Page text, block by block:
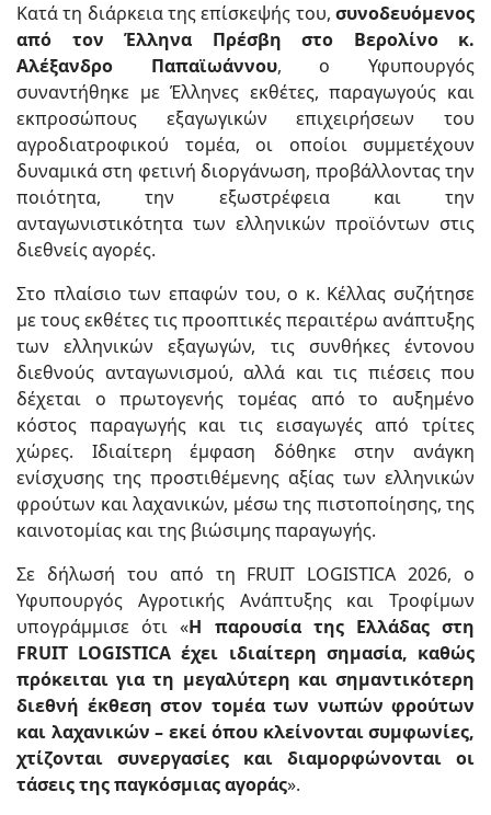
Κατά τη διάρκεια της επίσκεψής του, συνοδευόμενος
από τον Έλληνα Πρέσβη στο Βερολίνο κ.
Αλέξανδρο Παπαϊωάννου, ο Υφυπουργός
συναντήθηκε με Έλληνες εκθέτες, παραγωγούς και
εκπροσώπους εξαγωγικών επιχειρήσεων του
αγροδιατροφικού τομέα, οι οποίοι συμμετέχουν
δυναμικά στη φετινή διοργάνωση, προβάλλοντας την
ποιότητα, την εξωστρέφεια και την
ανταγωνιστικότητα των ελληνικών προϊόντων στις
διεθνείς αγορές.
Στο πλαίσιο των επαφών του, ο κ. Κέλλας συζήτησε
με τους εκθέτες τις προοπτικές περαιτέρω ανάπτυξης
των ελληνικών εξαγωγών, τις συνθήκες έντονου
διεθνούς ανταγωνισμού, αλλά και τις πιέσεις που
δέχεται ο πρωτογενής τομέας από το αυξημένο
κόστος παραγωγής και τις εισαγωγές από τρίτες
χώρες. Ιδιαίτερη έμφαση δόθηκε στην ανάγκη
ενίσχυσης της προστιθέμενης αξίας των ελληνικών
φρούτων και λαχανικών, μέσω της πιστοποίησης, της
καινοτομίας και της βιώσιμης παραγωγής.
Σε δήλωσή του από τη FRUIT LOGISTICA 2026, ο
Υφυπουργός Αγροτικής Ανάπτυξης και Τροφίμων
υπογράμμισε ότι «Η παρουσία της Ελλάδας στη
FRUIT LOGISTICA έχει ιδιαίτερη σημασία, καθώς
πρόκειται για τη μεγαλύτερη και σημαντικότερη
διεθνή έκθεση στον τομέα των νωπών φρούτων
και λαχανικών – εκεί όπου κλείνονται συμφωνίες,
χτίζονται συνεργασίες και διαμορφώνονται οι
τάσεις της παγκόσμιας αγοράς».